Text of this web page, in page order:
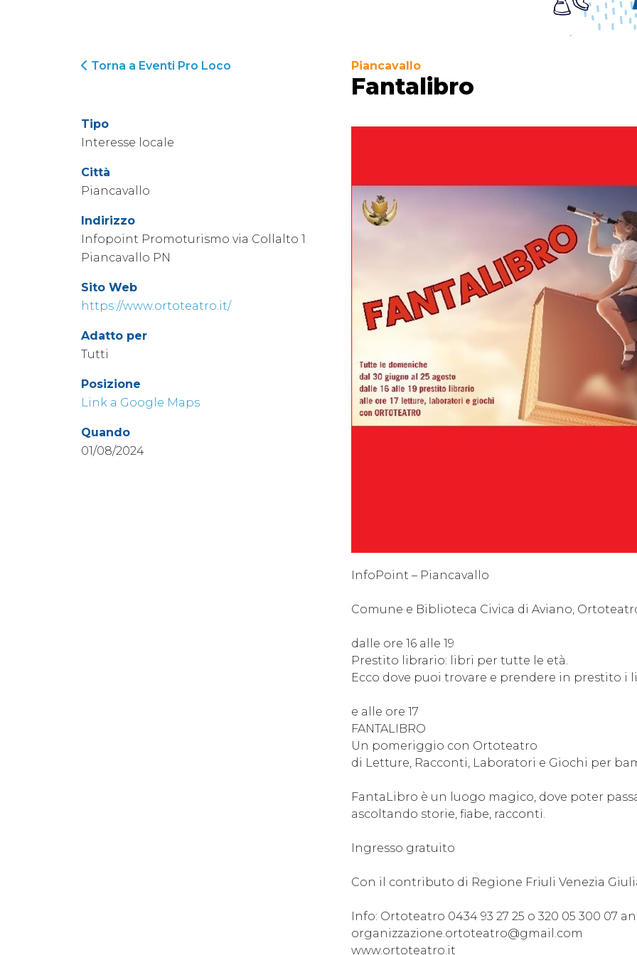
Torna a Eventi Pro Loco
Tipo
Interesse locale
Città
Piancavallo
Indirizzo
Infopoint Promoturismo via Collalto 1
Piancavallo PN
Sito Web
https://www.ortoteatro.it/
Adatto per
Tutti
Posizione
Link a Google Maps
Quando
01/08/2024
Piancavallo
Fantalibro
InfoPoint – Piancavallo
Comune e Biblioteca Civica di Aviano,
dalle ore 16 alle 19
Prestito librario: libri per tutte le età.
Ecco dove puoi trovare e prendere in prestito i
e alle ore 17
FANTALIBRO
Un pomeriggio con Ortoteatro
di Letture, Racconti, Laboratori e Giochi per
FantaLibro è un luogo magico, dove poter
ascoltando storie, fiabe, racconti.
Ingresso gratuito
Con il contributo di Regione Friuli Venezia
Info: Ortoteatro 0434 93 27 25 o 320 05 300 07
organizzazione.ortoteatro@gmail.com
www.ortoteatro.it